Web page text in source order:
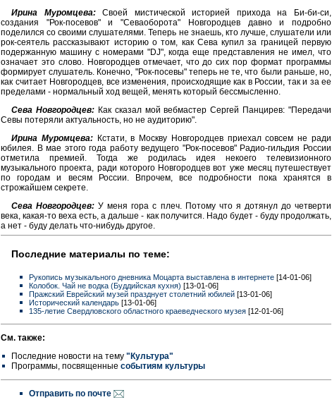
Ирина Муромцева:Своей мистической историей прихода на Би-би-си,
создания "Рок-посевов" и "Севаоборота" Новгородцев давно и подробно
поделился со своими слушателями. Теперь не знаешь, кто лучше, слушатели или
рок-сеятель рассказывают историю о том, как Сева купил за границей первую
подержанную машину с номерами "DJ", когда еще представления не имел, что
означает это слово. Новгородцев отмечает, что до сих пор формат программы
формирует слушатель. Конечно, "Рок-посевы" теперь не те, что были раньше, но,
как считает Новгородцев, все изменения, происходящие как в России, так и за ее
пределами - нормальный ход вещей, менять который бессмысленно.
Сева Новгородцев:Как сказал мой вебмастер Сергей Панцирев: "Передачи
Севы потеряли актуальность, но не аудиторию".
Ирина Муромцева:Кстати, в Москву Новгородцев приехал совсем не ради
юбилея. В мае этого года работу ведущего "Рок-посевов" Радио-гильдия России
отметила премией. Тогда же родилась идея некоего телевизионного
музыкального проекта, ради которого Новгородцев вот уже месяц путешествует
по городам и весям России. Впрочем, все подробности пока хранятся в
строжайшем секрете.
Сева Новгородцев: У меня гора с плеч. Потому что я дотянул до четверти
века, какая-то веха есть, а дальше - как получится. Надо будет - буду продолжать,
а нет - буду делать что-нибудь другое.
Последние материалы по теме:
Рукопись музыкального дневника Моцарта выставлена в интернете [14-01-06]
Колобок. Чай не водка (Буддийская кухня) [13-01-06]
Пражский Еврейский музей празднует столетний юбилей [13-01-06]
Исторический календарь [13-01-06]
135-летие Свердловского областного краеведческого музея [12-01-06]
См. также:
Последние новости на тему "Культура"
Программы, посвященные событиям культуры
Отправить по почте